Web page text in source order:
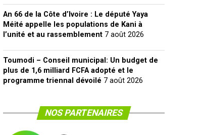
An 66 de la Côte d’Ivoire : Le député Yaya
Méité appelle les populations de Kani à
l’unité et au rassemblement 7 août 2026
Toumodi – Conseil municipal: Un budget de
plus de 1,6 milliard FCFA adopté et le
programme triennal dévoilé 7 août 2026
NOS PARTENAIRES